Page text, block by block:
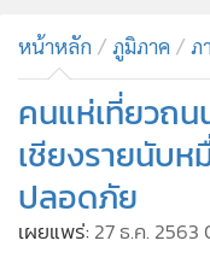
• บันเทิง
ผู้จัดการรายวัน
• คอลัมนิสต์
• ละคร
• CbizReview
• Cyber BIZ
หน้าหลัก ภูมิภาค ภ
คนแห่เที่ยวถ
เชียงรายนับ
ปลอดภัย
เผยแพร่: 27 ธ.ค. 2563